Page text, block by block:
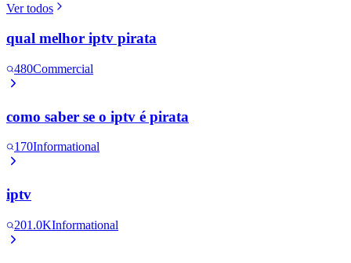
Ver todos
qual melhor iptv pirata
480Commercial
como saber se o iptv é pirata
170Informational
iptv
201.0KInformational